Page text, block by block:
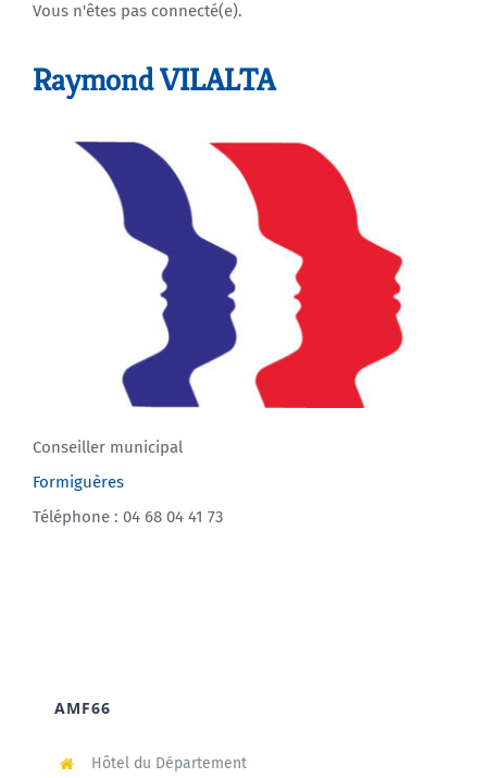
Agenda
Vous n'êtes pas connecté(e).
Raymond VILALTA
Conseiller municipal
Formiguères
Téléphone : 04 68 04 41 73
AMF66
Hôtel du Département